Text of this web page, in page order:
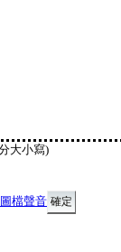
大小寫)
檔聲音